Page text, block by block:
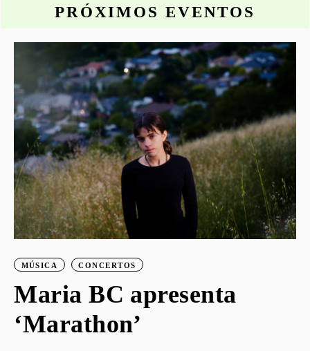
PRÓXIMOS EVENTOS
MÚSICA CONCERTOS
Maria BC apresenta
‘Marathon’